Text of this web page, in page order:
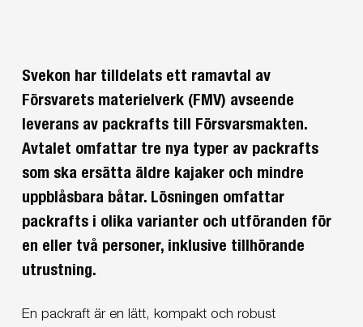
Svekon har tilldelats ett ramavtal av
Försvarets materielverk (FMV) avseende
leverans av packrafts till Försvarsmakten.
Avtalet omfattar tre nya typer av packrafts
som ska ersätta äldre kajaker och mindre
uppblåsbara båtar. Lösningen omfattar
packrafts i olika varianter och utföranden för
en eller två personer, inklusive tillhörande
utrustning.
En packraft är en lätt, kompakt och robust